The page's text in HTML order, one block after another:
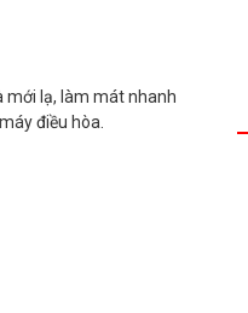
mới lạ, làm mát nhanh
điều hòa.